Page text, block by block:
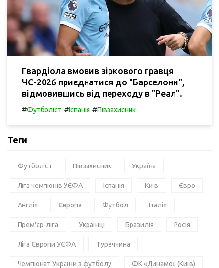
Гвардіола вмовив зіркового гравця
ЧС-2026 приєднатися до "Барселони",
відмовившись від переходу в "Реал".
#Футболіст #Іспанія #Півзахисник
Теги
Футболіст Півзахисник Україна
Ліга чемпіонів УЄФА Іспанія Київ Євро
Англія Європа Футбол Італія
Прем'єр-ліга Українці Бразилія Росія
Ліга Європи УЄФА Туреччина
Чемпіонат України з футболу ФК «Динамо» (Київ)